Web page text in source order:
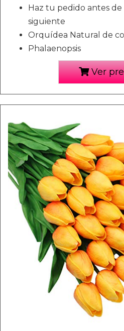
Haz tu pedido antes
siguiente
Orquídea Natural de
Phalaenopsis
Ver